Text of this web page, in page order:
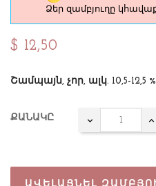
Ձեր զամբյուղը
$ 12,50
Շամպայն, չոր, ալկ. 10,5-12,5 %
ՔԱՆԱԿԸ